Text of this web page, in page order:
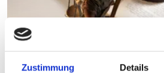
Zustimmung Details